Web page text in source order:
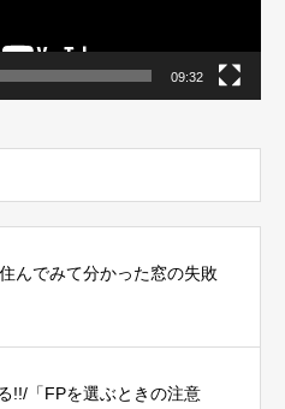
09:32
んでみて分かった窓の失敗
!!/「FPを選ぶときの注意